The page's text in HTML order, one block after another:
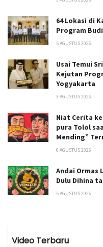
64 Lokasi di
Program
5 AGUSTUS 2026
Usai Temui
Kejutan
Yogyakarta
3 AGUSTUS 2026
Niat Cerita
pura Tolol
Mending”
6 AGUSTUS 2026
Andai Ormas
Dulu Dihina
5 AGUSTUS 2026
Video Terbaru